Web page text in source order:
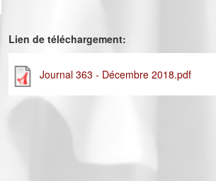
Lien de téléchargement:
Journal 363 - Décembre 2018.pdf